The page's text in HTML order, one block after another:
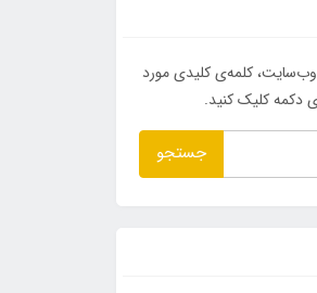
کلمه‌ی کلیدی مورد
دکمه کلیک کنید.
جستجو